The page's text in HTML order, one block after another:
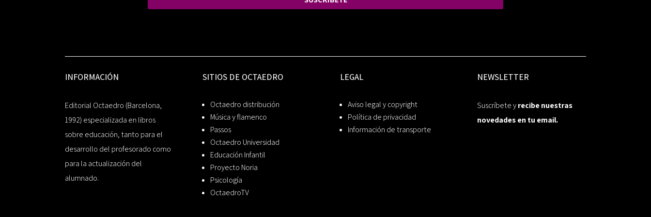
INFORMACIÓN
Editorial Octaedro (Barcelona,
1992) especializada en libros
sobre educación, tanto para el
desarrollo del profesorado como
para la actualización del
alumnado.
SITIOS DE OCTAEDRO
Octaedro distribución
Música y flamenco
Passos
Octaedro Universidad
Educación Infantil
Proyecto Noria
Psicología
OctaedroTV
LEGAL
Aviso legal y copyright
Política de privacidad
Información de transporte
NEWSLETTER
Suscríbete yrecibe nuestras
novedades en tu email.